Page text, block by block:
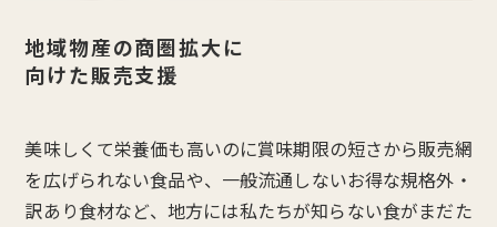
地域物産の商圏拡大に
向けた販売支援
美味しくて栄養価も高いのに賞味期限の短さから販売網
を広げられない食品や、一般流通しないお得な規格外・
訳あり食材など、地方には私たちが知らない食がまだた